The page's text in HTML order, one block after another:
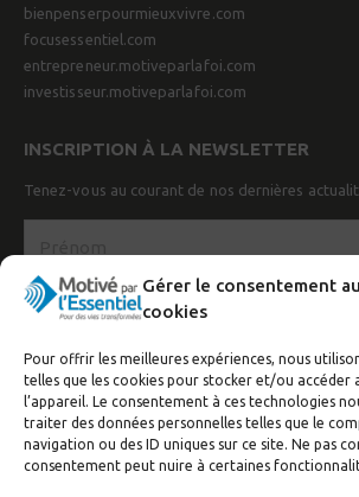
Gérer le consentement
cookies
Pour offrir les meilleures expériences, nous
telles que les cookies pour stocker et/ou accéder
l’appareil. Le consentement à ces technologies
traiter des données personnelles telles que le
navigation ou des ID uniques sur ce site. Ne pas
consentement peut nuire à certaines
bienpenserpourmieuxvivre.com
focusessentiel.com
entrepreneur.motiveparlafoi.com
investisseur.motiveparlafoi.com
INSCRIPTION À LA NEWSLETTER
Tenez-vous au courant de nos dernières
J’accepte de recevoir la newsletter